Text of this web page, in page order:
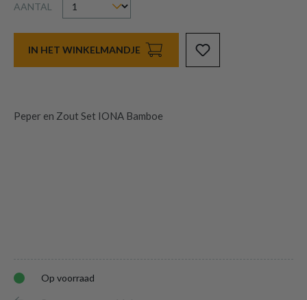
AANTAL
IN HET WINKELMANDJE
Peper en Zout Set IONA Bamboe
Op voorraad